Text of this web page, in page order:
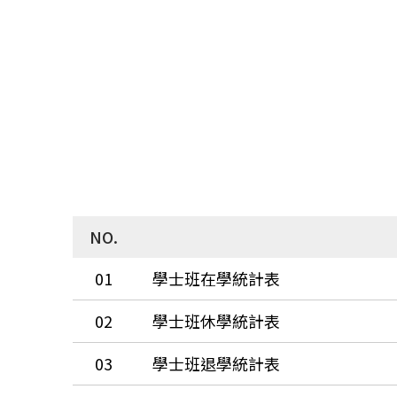
NO.
01
學士班在學統計表
02
學士班休學統計表
03
學士班退學統計表